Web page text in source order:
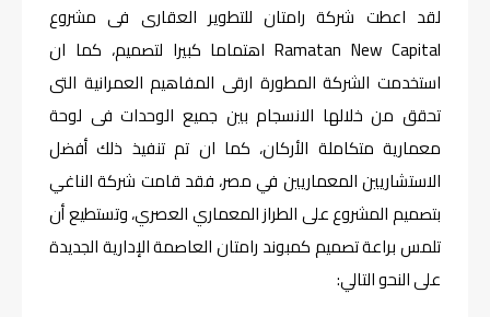
لقد اعطت شركة رامتان للتطوير العقارى فى مشروع
Ramatan New Capital اهتماما كبيرا لتصميم، كما ان
استخدمت الشركة المطورة ارقى المفاهيم العمرانية التى
تحقق من خلالها الانسجام بين جميع الوحدات فى لوحة
معمارية متكاملة الأركان، كما ان تم تنفيذ ذلك أفضل
الاستشاريين المعماريين في مصر، فقد قامت شركة الناغي
بتصميم المشروع على الطراز المعماري العصري، وتستطيع أن
تلمس براعة تصميم كمبوند رامتان العاصمة الإدارية الجديدة
على النحو التالي: